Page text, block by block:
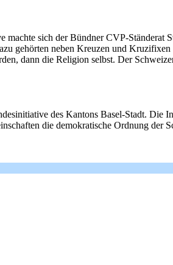
machte sich der Bündner CVP-Ständerat
gehörten neben Kreuzen und
dann die Religion selbst. Der
des Kantons Basel-Stadt. Die
die demokratische Ordnung der